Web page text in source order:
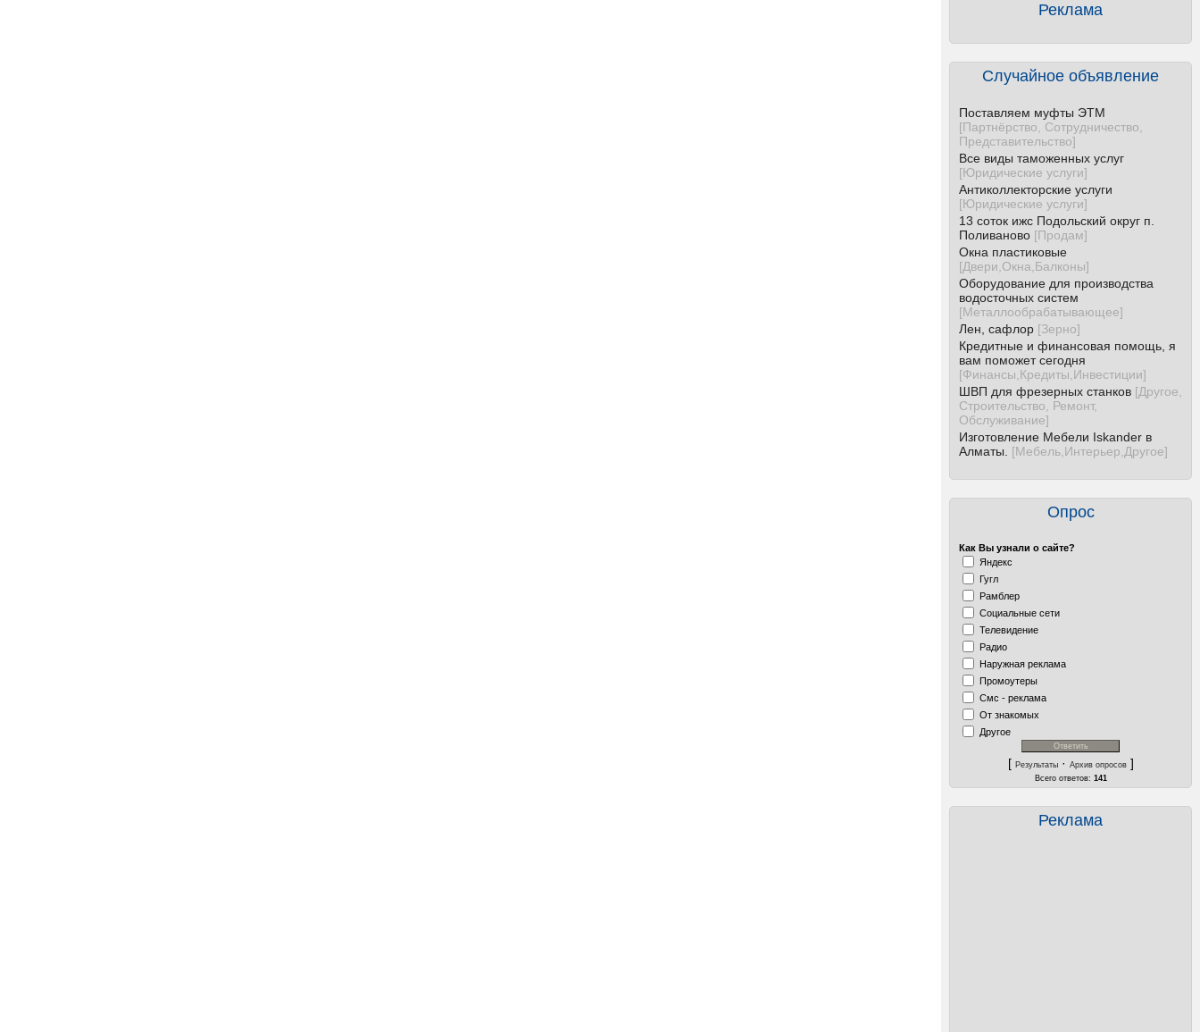
Реклама
Случайное объявление
Поставляем муфты ЭТМ
[Партнёрство, Сотрудничество,
Представительство]
Все виды таможенных услуг
[Юридические услуги]
Антиколлекторские услуги
[Юридические услуги]
13 соток ижс Подольский округ п.
Поливаново [Продам]
Окна пластиковые
[Двери,Окна,Балконы]
Оборудование для производства
водосточных систем
[Металлообрабатывающее]
Лен, сафлор [Зерно]
Кредитные и финансовая помощь, я
вам поможет сегодня
[Финансы,Кредиты,Инвестиции]
ШВП для фрезерных станков [Другое,
Строительство, Ремонт,
Обслуживание]
Изготовление Мебели Iskander в
Алматы.
[Мебель,Интерьер,Другое]
Опрос
Как Вы узнали о сайте?
Яндекс
Гугл
Рамблер
Социальные сети
Телевидение
Радио
Наружная реклама
Промоутеры
Смс - реклама
От знакомых
Другое
[ Результаты· Архив опросов]
Всего ответов: 141
Реклама